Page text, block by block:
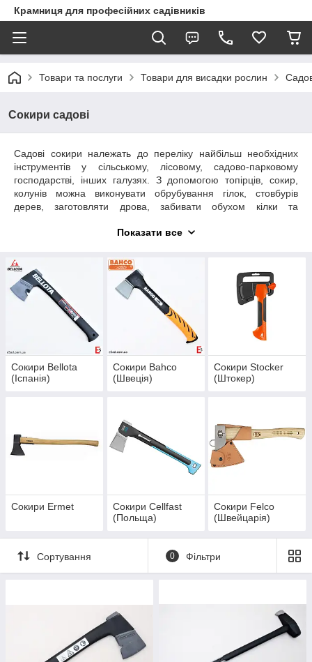
Крамниця для професійних садівників
Товари та послуги Товари для висадки рослин
Сокири садові
Садові сокири належать до переліку найбільш необхідних
інструментів у сільському, лісовому, садово-парковому
господарстві, інших галузях. З допомогою топірців, сокир,
колунів можна виконувати обрубування гілок, стовбурів
дерев, заготовляти дрова, забивати обухом кілки та
вибору інструмента мають бути вага, розміри держака та
співвідношенням ціна-якість запрошуємо у нашому інтернет-
магазині. Ми рекомендуємо широкий асортимент садових
сокир від відомих виробників світу. У нас можна також
вибрати туристичні сокири, колуни та інші моделі, замовити
засоби для догляду за інструментами
відповідають високим стандартам якості, виготовлені із
високоякісної сталі, укомплектовані зручними держаками,
прості у догляді, мають високий показник зносостійкості.
Показати все
Сокири Bellota
(Іспанія)
Сокири Bahco
(Швеція)
Сокири Stocker
(Штокер)
Сокири Ermet
Сокири Cellfast
(Польща)
Сокири Felco
(Швейцарія)
Сортування 0 Фільтри